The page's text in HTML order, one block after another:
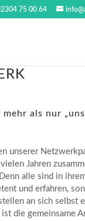
75 00 64
als nur
unserer
Jahren
alle sind in
und erfahren,
an sich selbst
die gemeinsame